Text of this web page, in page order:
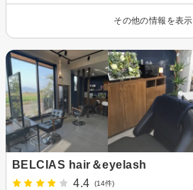
その他の情報を表示
BELCIAS hair＆eyelash
4.4
(14件)